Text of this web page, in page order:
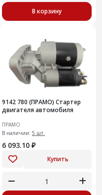
В корзину
9142 780 (ПРАМО) Стартер
двигателя автомобиля
ПРАМО
В наличии: 5 шт.
6 093.10 ₽
Купить